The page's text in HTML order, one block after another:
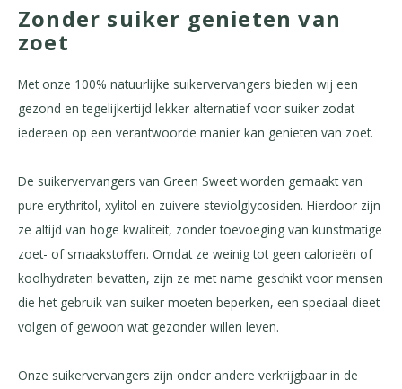
Zonder suiker genieten van
zoet
Met onze 100% natuurlijke suikervervangers bieden wij een
gezond en tegelijkertijd lekker alternatief voor suiker zodat
iedereen op een verantwoorde manier kan genieten van zoet.
De suikervervangers van Green Sweet worden gemaakt van
pure erythritol, xylitol en zuivere steviolglycosiden. Hierdoor zijn
ze altijd van hoge kwaliteit, zonder toevoeging van kunstmatige
zoet- of smaakstoffen. Omdat ze weinig tot geen calorieën of
koolhydraten bevatten, zijn ze met name geschikt voor mensen
die het gebruik van suiker moeten beperken, een speciaal dieet
volgen of gewoon wat gezonder willen leven.
Onze suikervervangers zijn onder andere verkrijgbaar in de